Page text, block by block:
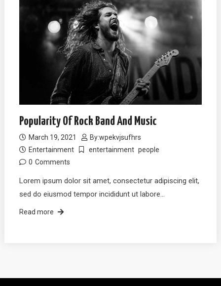
Popularity Of Rock Band And Music
March 19, 2021 By:wpekvjsufhrs
Entertainment
entertainment people
0 Comments
Lorem ipsum dolor sit amet, consectetur adipiscing elit,
sed do eiusmod tempor incididunt ut labore…
Read more